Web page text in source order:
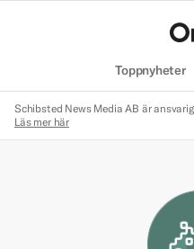
Toppnyheter
Schibsted News Media AB är
Läs mer här